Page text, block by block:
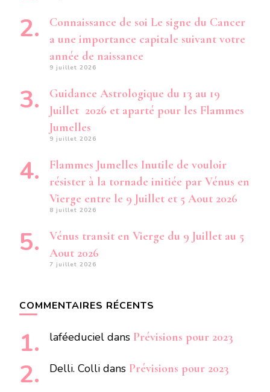
Connaissance de soi Le signe du Cancer
a une importance capitale suivant votre
année de naissance
9 juillet 2026
Guidance Astrologique du 13 au 19
Juillet 2026 et aparté pour les Flammes
Jumelles
9 juillet 2026
Flammes Jumelles Inutile de vouloir
résister à la tornade initiée par Vénus en
Vierge entre le 9 Juillet et 5 Aout 2026
8 juillet 2026
Vénus transit en Vierge du 9 Juillet au 5
Aout 2026
7 juillet 2026
COMMENTAIRES RÉCENTS
laféeduciel dans Prévisions pour 2023
Delli. Colli dans Prévisions pour 2023